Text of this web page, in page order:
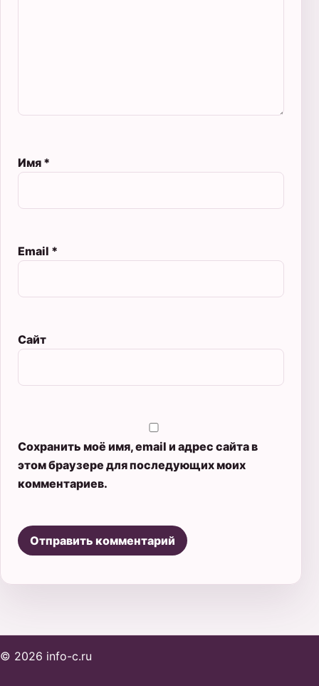
Имя *
Email *
Сайт
Сохранить моё имя, email и адрес сайта в
этом браузере для последующих моих
комментариев.
© 2026 info-c.ru